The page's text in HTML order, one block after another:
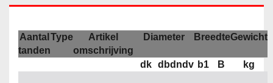
Aantal
tanden
Type
Artikel
omschrijving
Diameter BreedteGewicht
dk dbdndv b1 B kg